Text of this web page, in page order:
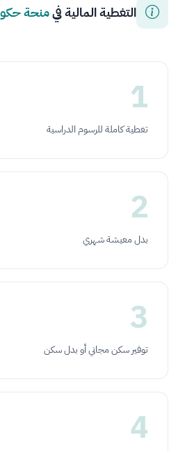
التغطية المالية فيمنحة
1
تغطية كاملة للرسوم الدراسية
2
بدل معيشة شهري
3
توفير سكن مجاني أو بدل سكن
4